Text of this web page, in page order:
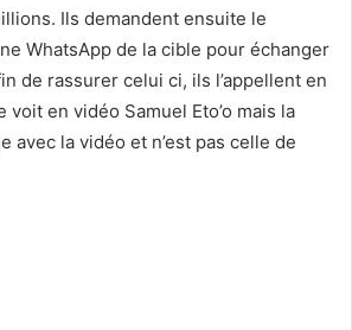
Ils demandent ensuite le
WhatsApp de la cible pour échanger
de rassurer celui ci, ils l’appellent en
voit en vidéo Samuel Eto’o mais la
avec la vidéo et n’est pas celle de